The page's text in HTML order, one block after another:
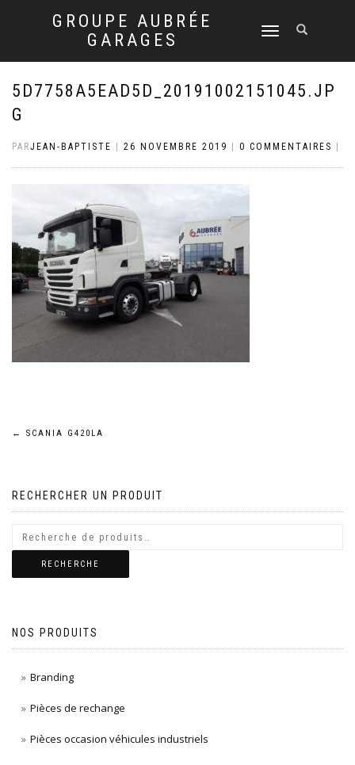
GROUPE AUBRÉE
GARAGES
DÉPLIER
NAVIGATION
5D7758A5EAD5D_20191002151045.JP
G
PARJEAN-BAPTISTE 26 NOVEMBRE 2019 0 COMMENTAIRES
Navigation
l’article
← SCANIA G420LA
RECHERCHER UN PRODUIT
RECHERCHE
NOS PRODUITS
Branding
Pièces de rechange
Pièces occasion véhicules industriels